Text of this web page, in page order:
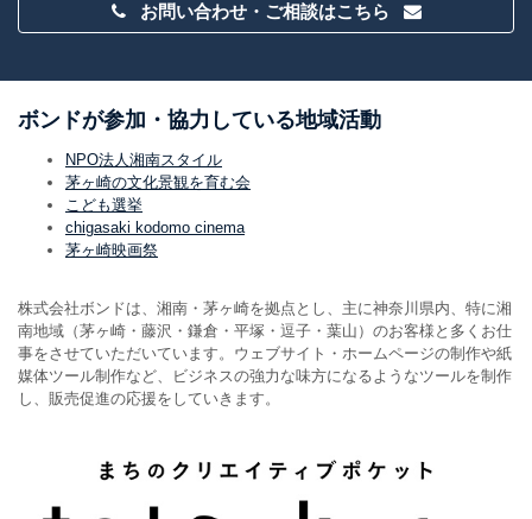
お問い合わせ・ご相談はこちら
ボンドが参加・協力している地域活動
NPO法人湘南スタイル
茅ヶ崎の文化景観を育む会
こども選挙
chigasaki kodomo cinema
茅ヶ崎映画祭
株式会社ボンドは、湘南・茅ヶ崎を拠点とし、主に神奈川県内、特に湘
南地域（茅ヶ崎・藤沢・鎌倉・平塚・逗子・葉山）のお客様と多くお仕
事をさせていただいています。ウェブサイト・ホームページの制作や紙
媒体ツール制作など、ビジネスの強力な味方になるようなツールを制作
し、販売促進の応援をしていきます。